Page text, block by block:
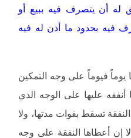
له أن يتصرف فيه ببيع أو
فيه بحدود ما أذن له فيه
يوماً فيوماً على وجه التمكين
أنفقه عليها على الوجه الذي
تسقط بفوات مدتها، ولا
إن أعطاها النفقة على وجه